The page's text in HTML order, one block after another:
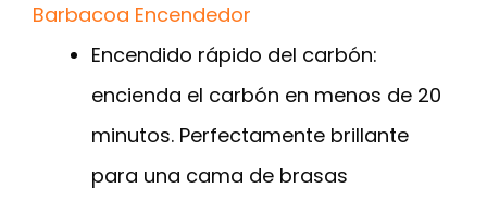
Barbacoa Encendedor
Encendido rápido del carbón:
encienda el carbón en menos de 20
minutos. Perfectamente brillante
para una cama de brasas